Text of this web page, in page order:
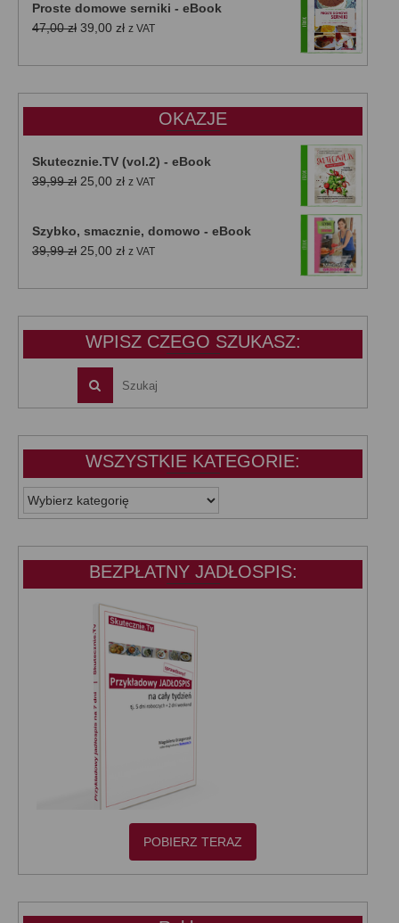
Proste domowe serniki - eBook
47,00zł Pierwotna
wynosiła:
39,00 złAktualna
wynosi:
z VAT
OKAZJE
Skutecznie.TV (vol.2) - eBook
39,99zł Pierwotna
39,99 zł.
25,00 złAktualna
25,00 zł.
z VAT
Szybko, smacznie, domowo - eBook
39,99zł Pierwotna
wynosiła:
25,00 złAktualna
wynosi:
z VAT
WPISZ CZEGO SZUKASZ:
WSZYSTKIE KATEGORIE:
WSZYSTKIE
KATEGORIE:
BEZPŁATNY JADŁOSPIS:
POBIERZ TERAZ